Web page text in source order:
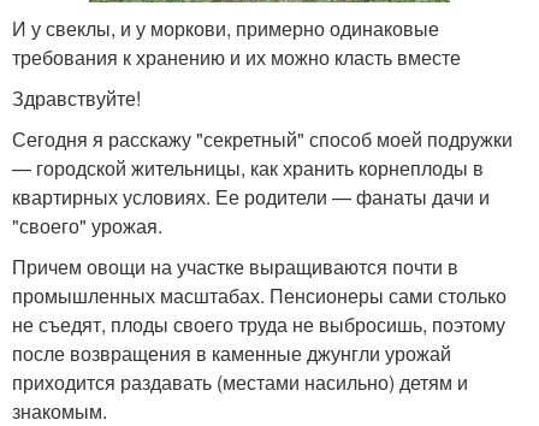
И у свеклы, и у моркови, примерно одинаковые
требования к хранению и их можно класть вместе
Здравствуйте!
Сегодня я расскажу "секретный" способ моей подружки
— городской жительницы, как хранить корнеплоды в
квартирных условиях. Ее родители — фанаты дачи и
"своего" урожая.
Причем овощи на участке выращиваются почти в
промышленных масштабах. Пенсионеры сами столько
не съедят, плоды своего труда не выбросишь, поэтому
после возвращения в каменные джунгли урожай
приходится раздавать (местами насильно) детям и
знакомым.